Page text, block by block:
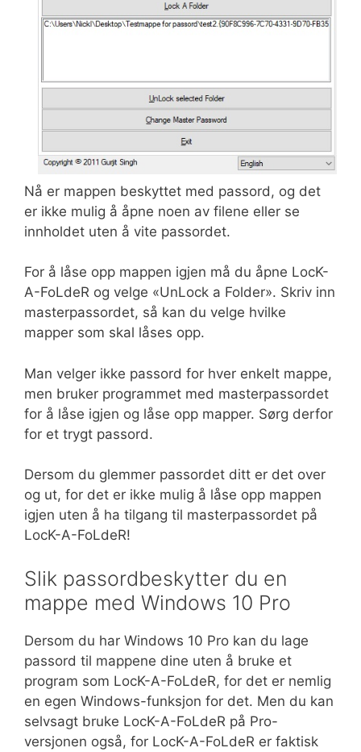
Nå er mappen beskyttet med passord, og det
er ikke mulig å åpne noen av filene eller se
innholdet uten å vite passordet.
For å låse opp mappen igjen må du åpne LocK-
A-FoLdeR og velge «UnLock a Folder». Skriv inn
masterpassordet, så kan du velge hvilke
mapper som skal låses opp.
Man velger ikke passord for hver enkelt mappe,
men bruker programmet med masterpassordet
for å låse igjen og låse opp mapper. Sørg derfor
for et trygt passord.
Dersom du glemmer passordet ditt er det over
og ut, for det er ikke mulig å låse opp mappen
igjen uten å ha tilgang til masterpassordet på
LocK-A-FoLdeR!
Slik passordbeskytter du en
mappe med Windows 10 Pro
Dersom du har Windows 10 Pro kan du lage
passord til mappene dine uten å bruke et
program som LocK-A-FoLdeR, for det er nemlig
en egen Windows-funksjon for det. Men du kan
selvsagt bruke LocK-A-FoLdeR på Pro-
versjonen også, for LocK-A-FoLdeR er faktisk